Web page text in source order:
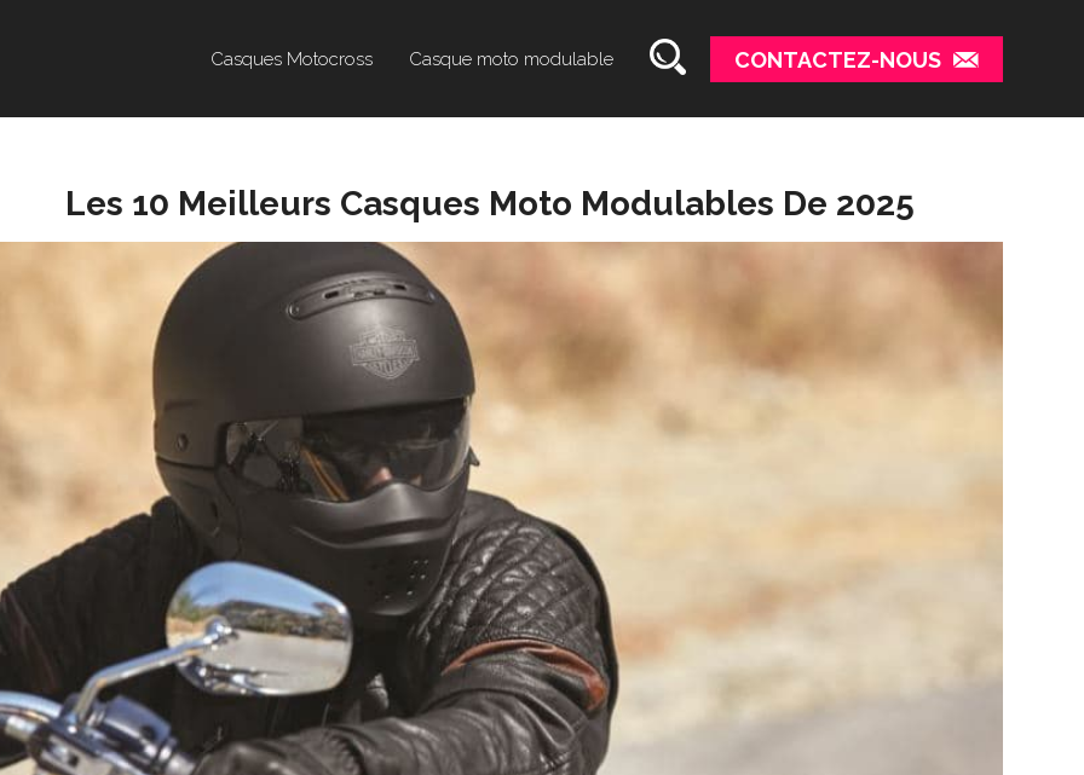
Casques Motocross Casque moto modulable CONTACTEZ-NOUS
Les 10 Meilleurs Casques Moto Modulables De 2025